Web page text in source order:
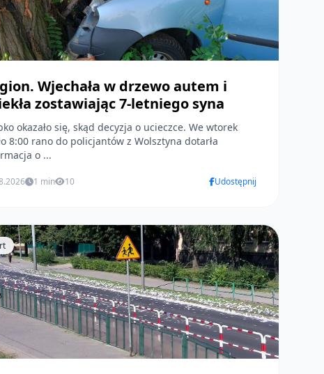
Wjechała w drzewo autem i
zostawiając 7-letniego syna
okazało się, skąd decyzja o ucieczce. We wtorek
8:00 rano do policjantów z Wolsztyna dotarła
o ...
1 min 10 Udostępnij